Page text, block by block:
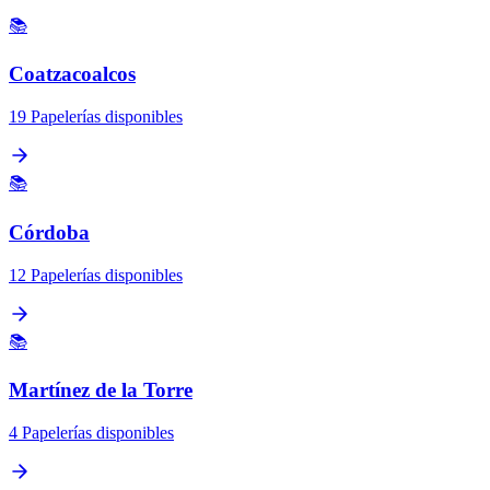
📚
Coatzacoalcos
19 Papelerías disponibles
📚
Córdoba
12 Papelerías disponibles
📚
Martínez de la Torre
4 Papelerías disponibles